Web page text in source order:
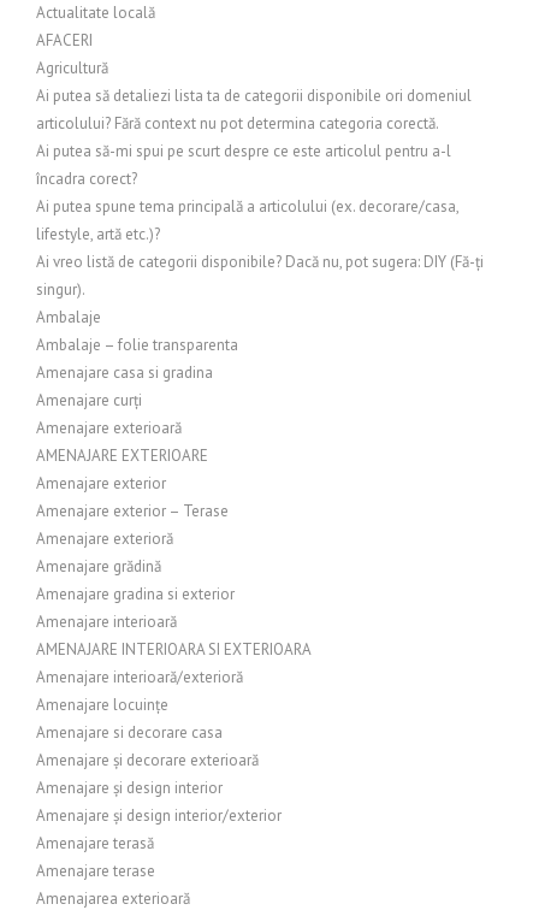
Actualitate locală
AFACERI
Agricultură
Ai putea să detaliezi lista ta de categorii disponibile ori domeniul
articolului? Fără context nu pot determina categoria corectă.
Ai putea să-mi spui pe scurt despre ce este articolul pentru a-l
încadra corect?
Ai putea spune tema principală a articolului (ex. decorare/casa,
lifestyle, artă etc.)?
Ai vreo listă de categorii disponibile? Dacă nu, pot sugera: DIY (Fă-ți
singur).
Ambalaje
Ambalaje – folie transparenta
Amenajare casa si gradina
Amenajare curți
Amenajare exterioară
AMENAJARE EXTERIOARE
Amenajare exterior
Amenajare exterior – Terase
Amenajare exterioră
Amenajare grădină
Amenajare gradina si exterior
Amenajare interioară
AMENAJARE INTERIOARA SI EXTERIOARA
Amenajare interioară/exterioră
Amenajare locuințe
Amenajare si decorare casa
Amenajare și decorare exterioară
Amenajare și design interior
Amenajare și design interior/exterior
Amenajare terasă
Amenajare terase
Amenajarea exterioară